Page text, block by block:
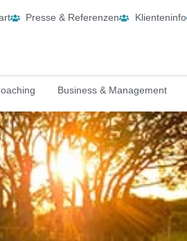
Presse & Referenzen Klienteninfo
Business & Management